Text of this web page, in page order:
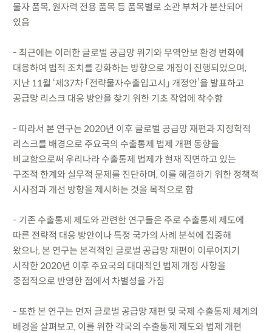
물자 품목, 원자력 전용 품목 등 품목별로 소관 부처가 분산되어
있음
- 최근에는 이러한 글로벌 공급망 위기와 무역안보 환경 변화에
대응하여 법적 조치를 강화하는 방향으로 개정이 진행되었으며,
지난 11월 ‘제37차 「전략물자수출입고시」 개정안’을 발표하고
공급망 리스크 대응 방안을 찾기 위한 기초 작업에 착수함
- 따라서 본 연구는 2020년 이후 글로벌 공급망 재편과 지정학적
리스크를 배경으로 주요국의 수출통제 법제 개편 동향을
비교함으로써 우리나라 수출통제 법제가 현재 직면하고 있는
구조적 한계와 실무적 문제를 진단하며, 이를 해결하기 위한 정책적
시사점과 개선 방향을 제시하는 것을 목적으로 함
- 기존 수출통제 제도와 관련한 연구들은 주로 수출통제 제도에
따른 전략적 대응 방안이나 특정 국가의 사례 분석에 집중해
왔으나, 본 연구는 본격적인 글로벌 공급망 재편이 이루어지기
시작한 2020년 이후 주요국의 대대적인 법제 개정 사항을
중점적으로 반영한 점에서 차별성을 가짐
- 또한 본 연구는 먼저 글로벌 공급망 재편 및 국제 수출통제 체계의
배경을 살펴보고, 이를 위한 각국의 수출통제 제도와 법제 개편